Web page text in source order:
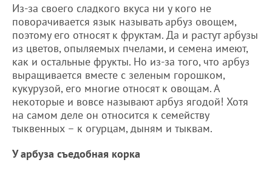
Из-за своего сладкого вкуса ни у кого не
поворачивается язык называть арбуз овощем,
поэтому его относят к фруктам. Да и растут арбузы
из цветов, опыляемых пчелами, и семена имеют,
как и остальные фрукты. Но из-за того, что арбуз
выращивается вместе с зеленым горошком,
кукурузой, его многие относят к овощам. А
некоторые и вовсе называют арбуз ягодой! Хотя
на самом деле он относится к семейству
тыквенных – к огурцам, дыням и тыквам.
У арбуза съедобная корка